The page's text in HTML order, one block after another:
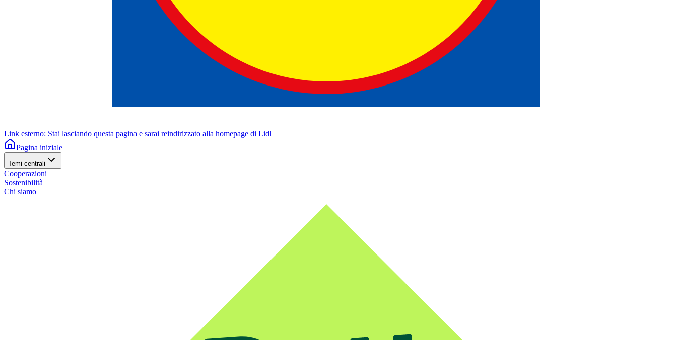
Link esterno: Stai lasciando questa pagina e sarai reindirizzato alla homepage di Lidl
Pagina iniziale
Temi centrali
Cooperazioni
Sostenibilità
Chi siamo